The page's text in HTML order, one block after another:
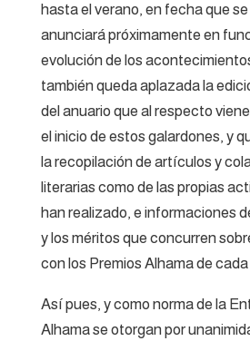
hasta el verano, en fecha que
anunciará próximamente en
evolución de los
también queda aplazada la
del anuario que al respecto
el inicio de estos galardones, y
la recopilación de artículos y
literarias como de las propias
han realizado, e informaciones
y los méritos que concurren
con los Premios Alhama de
Así pues, y como norma de la
Alhama se otorgan por